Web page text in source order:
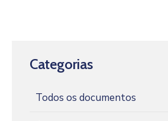
Categorias
Todos os documentos